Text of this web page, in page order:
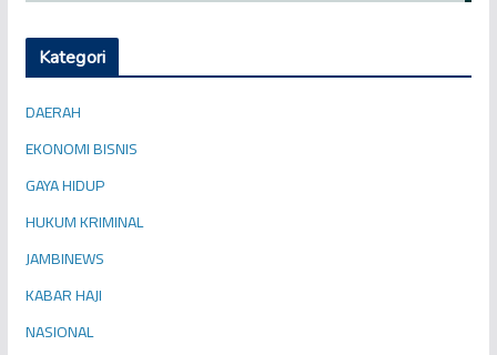
Kategori
DAERAH
EKONOMI BISNIS
GAYA HIDUP
HUKUM KRIMINAL
JAMBINEWS
KABAR HAJI
NASIONAL